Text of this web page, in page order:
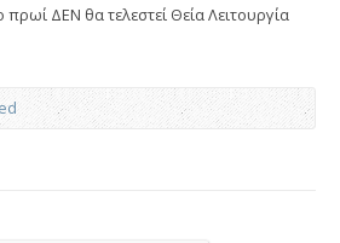
πρωί ΔΕΝ θα τελεστεί Θεία Λειτουργία